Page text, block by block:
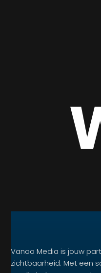
Vanoo Media is jouw
zichtbaarheid. Met een